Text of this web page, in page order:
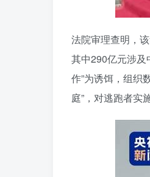
法院审理查明，
其中290亿元涉及
作”为诱饵，组织
庭”，对逃跑者实